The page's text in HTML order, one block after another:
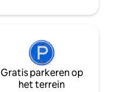
Gratis parkeren op
het terrein